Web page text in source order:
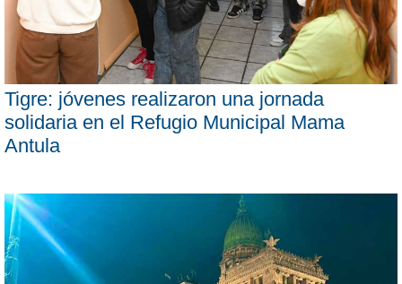
Tigre: jóvenes realizaron una jornada
solidaria en el Refugio Municipal Mama
Antula